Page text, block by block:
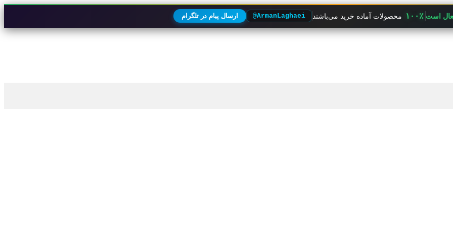
است ۱۰۰٪ محصولات آماده خرید می‌باشند @ArmanLaghaei ارسال پیام در تلگرام